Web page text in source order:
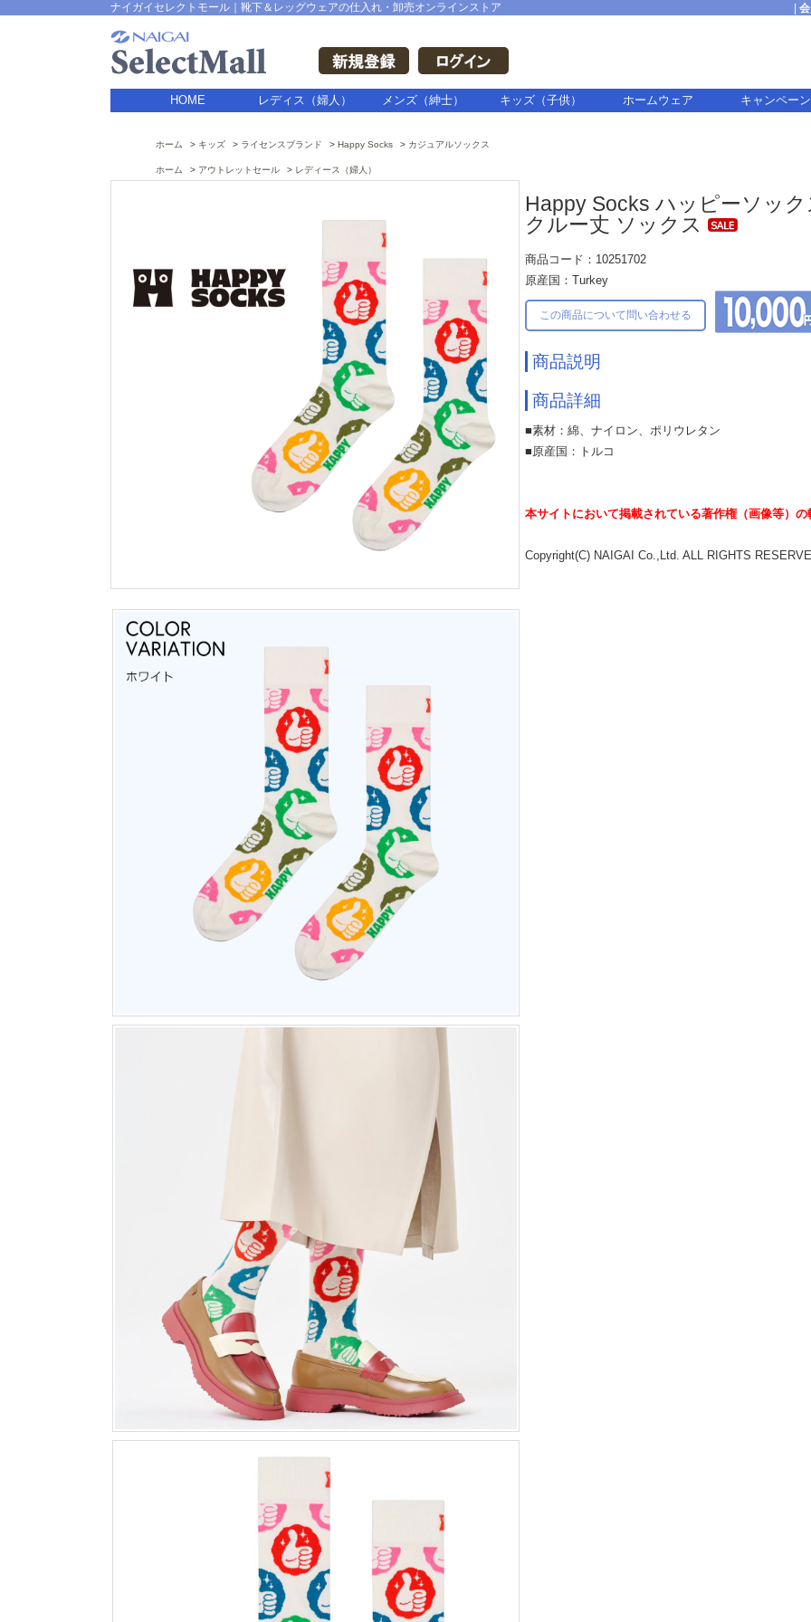
ナイガイセレクトモール｜靴下＆レッグウェアの仕入れ・卸売オンラインストア
HOME レディス（婦人） メンズ（紳士） キッズ（子供） ホームウェア キャンペーン
ホーム キッズ ライセンスブランド Happy Socks カジュアルソックス
ホーム アウトレットセール レディース（婦人）
Happy Socks ハッピーソッ
クルー丈 ソックス
商品コード：10251702
原産国：Turkey
この商品について問い合わせる
商品説明
商品詳細
■素材：綿、ナイロン、ポリウレタン
■原産国：トルコ
本サイトにおいて掲載されている著作権（画像等）の
Copyright(C) NAIGAI Co.,Ltd. ALL RIGHTS